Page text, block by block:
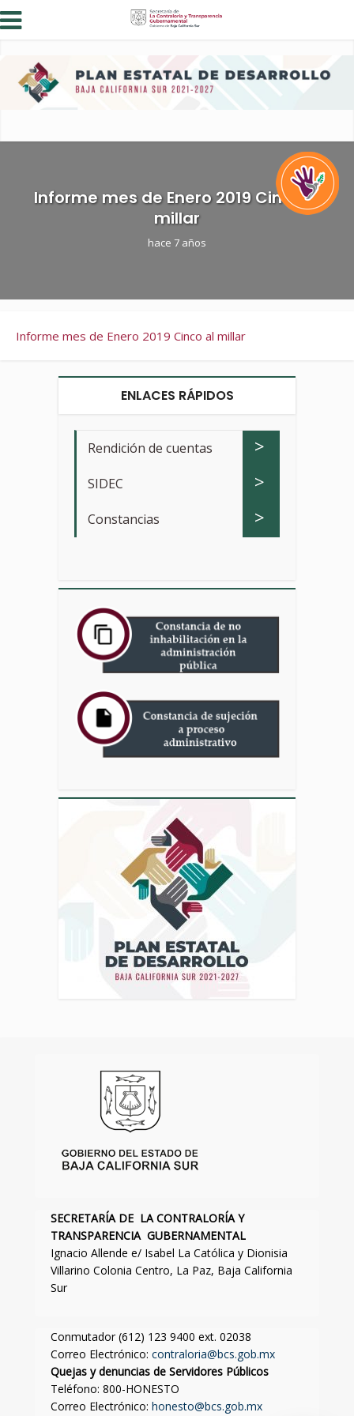
Informe mes de Enero 2019 Cinco al
millar
hace 7 años
Informe mes de Enero 2019 Cinco al millar
ENLACES RÁPIDOS
Rendición de cuentas >
SIDEC >
Constancias >
SECRETARÍA DE LA CONTRALORÍA Y
TRANSPARENCIA GUBERNAMENTAL
Ignacio Allende e/ Isabel La Católica y Dionisia
Villarino Colonia Centro, La Paz, Baja California
Sur
Conmutador (612) 123 9400 ext. 02038
Correo Electrónico: contraloria@bcs.gob.mx
Quejas y denuncias de Servidores Públicos
Teléfono: 800-HONESTO
Correo Electrónico: honesto@bcs.gob.mx